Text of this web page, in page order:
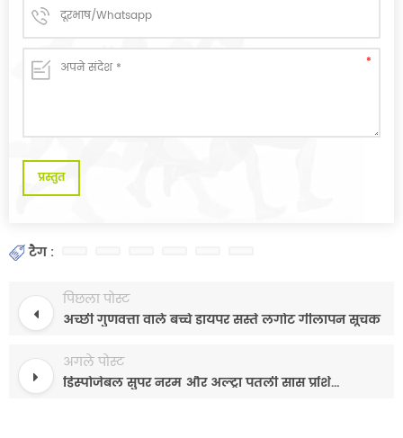
टैग :
पिछला पोस्ट
अच्छी गुणवत्ता वाले बच्चे डायपर सस्ते लंगोट गीलापन सूचक
अगले पोस्ट
डिस्पोजेबल सुपर नरम और अल्ट्रा पतली सांस प्रशिक्षण डायपर पैंट